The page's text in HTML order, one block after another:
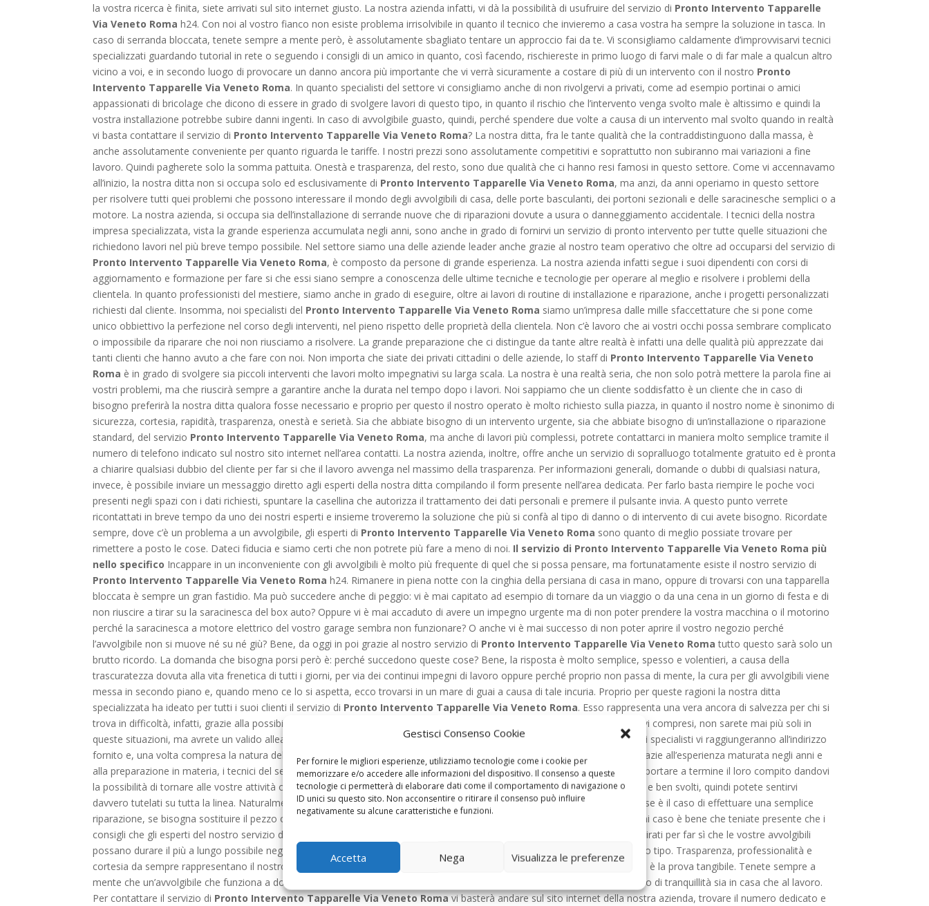
Gestisci Consenso Cookie
Per fornire le migliori esperienze, utilizziamo tecnologie come i cookie per
memorizzare e/o accedere alle informazioni del dispositivo. Il consenso a queste
tecnologie ci permetterà di elaborare dati come il comportamento di navigazione o
ID unici su questo sito. Non acconsentire o ritirare il consenso può influire
negativamente su alcune caratteristiche e funzioni.
Accetta Nega Visualizza le preferenze
la vostra ricerca è finita, siete arrivati sul sito internet giusto. La nostra azienda infatti, vi dà la possibilità di usufruire del servizio di Pronto Intervento Tapparelle
Via Veneto Roma h24. Con noi al vostro fianco non esiste problema irrisolvibile in quanto il tecnico che invieremo a casa vostra ha sempre la soluzione in tasca. In
caso di serranda bloccata, tenete sempre a mente però, è assolutamente sbagliato tentare un approccio fai da te. Vi sconsigliamo caldamente d’improvvisarvi tecnici
specializzati guardando tutorial in rete o seguendo i consigli di un amico in quanto, così facendo, rischiereste in primo luogo di farvi male o di far male a qualcun altro
vicino a voi, e in secondo luogo di provocare un danno ancora più importante che vi verrà sicuramente a costare di più di un intervento con il nostro Pronto
Intervento Tapparelle Via Veneto Roma. In quanto specialisti del settore vi consigliamo anche di non rivolgervi a privati, come ad esempio portinai o amici
appassionati di bricolage che dicono di essere in grado di svolgere lavori di questo tipo, in quanto il rischio che l’intervento venga svolto male è altissimo e quindi la
vostra installazione potrebbe subire danni ingenti. In caso di avvolgibile guasto, quindi, perché spendere due volte a causa di un intervento mal svolto quando in realtà
vi basta contattare il servizio di Pronto Intervento Tapparelle Via Veneto Roma? La nostra ditta, fra le tante qualità che la contraddistinguono dalla massa, è
anche assolutamente conveniente per quanto riguarda le tariffe. I nostri prezzi sono assolutamente competitivi e soprattutto non subiranno mai variazioni a fine
lavoro. Quindi pagherete solo la somma pattuita. Onestà e trasparenza, del resto, sono due qualità che ci hanno resi famosi in questo settore. Come vi accennavamo
all’inizio, la nostra ditta non si occupa solo ed esclusivamente di Pronto Intervento Tapparelle Via Veneto Roma, ma anzi, da anni operiamo in questo settore
per risolvere tutti quei problemi che possono interessare il mondo degli avvolgibili di casa, delle porte basculanti, dei portoni sezionali e delle saracinesche semplici o a
motore. La nostra azienda, si occupa sia dell’installazione di serrande nuove che di riparazioni dovute a usura o danneggiamento accidentale. I tecnici della nostra
impresa specializzata, vista la grande esperienza accumulata negli anni, sono anche in grado di fornirvi un servizio di pronto intervento per tutte quelle situazioni che
richiedono lavori nel più breve tempo possibile. Nel settore siamo una delle aziende leader anche grazie al nostro team operativo che oltre ad occuparsi del servizio di
Pronto Intervento Tapparelle Via Veneto Roma, è composto da persone di grande esperienza. La nostra azienda infatti segue i suoi dipendenti con corsi di
aggiornamento e formazione per fare si che essi siano sempre a conoscenza delle ultime tecniche e tecnologie per operare al meglio e risolvere i problemi della
clientela. In quanto professionisti del mestiere, siamo anche in grado di eseguire, oltre ai lavori di routine di installazione e riparazione, anche i progetti personalizzati
richiesti dal cliente. Insomma, noi specialisti del Pronto Intervento Tapparelle Via Veneto Roma siamo un’impresa dalle mille sfaccettature che si pone come
unico obbiettivo la perfezione nel corso degli interventi, nel pieno rispetto delle proprietà della clientela. Non c’è lavoro che ai vostri occhi possa sembrare complicato
o impossibile da riparare che noi non riusciamo a risolvere. La grande preparazione che ci distingue da tante altre realtà è infatti una delle qualità più apprezzate dai
tanti clienti che hanno avuto a che fare con noi. Non importa che siate dei privati cittadini o delle aziende, lo staff di Pronto Intervento Tapparelle Via Veneto
Roma è in grado di svolgere sia piccoli interventi che lavori molto impegnativi su larga scala. La nostra è una realtà seria, che non solo potrà mettere la parola fine ai
vostri problemi, ma che riuscirà sempre a garantire anche la durata nel tempo dopo i lavori. Noi sappiamo che un cliente soddisfatto è un cliente che in caso di
bisogno preferirà la nostra ditta qualora fosse necessario e proprio per questo il nostro operato è molto richiesto sulla piazza, in quanto il nostro nome è sinonimo di
sicurezza, cortesia, rapidità, trasparenza, onestà e serietà. Sia che abbiate bisogno di un intervento urgente, sia che abbiate bisogno di un’installazione o riparazione
standard, del servizio Pronto Intervento Tapparelle Via Veneto Roma, ma anche di lavori più complessi, potrete contattarci in maniera molto semplice tramite il
numero di telefono indicato sul nostro sito internet nell’area contatti. La nostra azienda, inoltre, offre anche un servizio di sopralluogo totalmente gratuito ed è pronta
a chiarire qualsiasi dubbio del cliente per far si che il lavoro avvenga nel massimo della trasparenza. Per informazioni generali, domande o dubbi di qualsiasi natura,
invece, è possibile inviare un messaggio diretto agli esperti della nostra ditta compilando il form presente nell’area dedicata. Per farlo basta riempire le poche voci
presenti negli spazi con i dati richiesti, spuntare la casellina che autorizza il trattamento dei dati personali e premere il pulsante invia. A questo punto verrete
ricontattati in breve tempo da uno dei nostri esperti e insieme troveremo la soluzione che più si confà al tipo di danno o di intervento di cui avete bisogno. Ricordate
sempre, dove c’è un problema a un avvolgibile, gli esperti di Pronto Intervento Tapparelle Via Veneto Roma sono quanto di meglio possiate trovare per
rimettere a posto le cose. Dateci fiducia e siamo certi che non potrete più fare a meno di noi. Il servizio di Pronto Intervento Tapparelle Via Veneto Roma più
nello specifico Incappare in un inconveniente con gli avvolgibili è molto più frequente di quel che si possa pensare, ma fortunatamente esiste il nostro servizio di
Pronto Intervento Tapparelle Via Veneto Roma h24. Rimanere in piena notte con la cinghia della persiana di casa in mano, oppure di trovarsi con una tapparella
bloccata è sempre un gran fastidio. Ma può succedere anche di peggio: vi è mai capitato ad esempio di tornare da un viaggio o da una cena in un giorno di festa e di
non riuscire a tirar su la saracinesca del box auto? Oppure vi è mai accaduto di avere un impegno urgente ma di non poter prendere la vostra macchina o il motorino
perché la saracinesca a motore elettrico del vostro garage sembra non funzionare? O anche vi è mai successo di non poter aprire il vostro negozio perché
l’avvolgibile non si muove né su né giù? Bene, da oggi in poi grazie al nostro servizio di Pronto Intervento Tapparelle Via Veneto Roma tutto questo sarà solo un
brutto ricordo. La domanda che bisogna porsi però è: perché succedono queste cose? Bene, la risposta è molto semplice, spesso e volentieri, a causa della
trascuratezza dovuta alla vita frenetica di tutti i giorni, per via dei continui impegni di lavoro oppure perché proprio non passa di mente, la cura per gli avvolgibili viene
messa in secondo piano e, quando meno ce lo si aspetta, ecco trovarsi in un mare di guai a causa di tale incuria. Proprio per queste ragioni la nostra ditta
specializzata ha ideato per tutti i suoi clienti il servizio di Pronto Intervento Tapparelle Via Veneto Roma. Esso rappresenta una vera ancora di salvezza per chi si
trova in difficoltà, infatti, grazie alla possibilità di potersi mettere in contatto con noi 24 ore su 24, sette giorni su sette festivi compresi, non sarete mai più soli in
queste situazioni, ma avrete un valido alleato pronto a intervenire subito al vostro fianco. Una volta contattati infatti, i nostri specialisti vi raggiungeranno all’indirizzo
fornito e, una volta compresa la natura del problema si metteranno all’opera per risolverlo nel più breve tempo possibile. Grazie all’esperienza maturata negli anni e
alla preparazione in materia, i tecnici del servizioPronto Intervento Tapparelle Via Veneto Romariusciranno sempre a portare a termine il loro compito dandovi
la possibilità di tornare alle vostre attività o di continuare ciò che stavate facendo. I nostri lavori sono sempre rapidi, efficaci e ben svolti, quindi potete sentirvi
davvero tutelati su tutta la linea. Naturalmente il team di tapparella bloccata, in base alla gravità del problema vi consiglierà se è il caso di effettuare una semplice
riparazione, se bisogna sostituire il pezzo o, solo e soltanto nei casi più disperati, è il caso di cambiare la saracinesca. In ogni caso è bene che teniate presente che i
consigli che gli esperti del nostro servizio di
vi daranno sono sempre mirati per far sì che le vostre avvolgibili
possano durare il più a lungo possibile negli anni e affinché non accadano più episodi che possano crearvi problemi di questo tipo. Trasparenza, professionalità e
cortesia da sempre rappresentano il nostro fiore all’occhiello e il buon rapporto che da sempre si instaura con la clientela ne è la prova tangibile. Tenete sempre a
mente che un’avvolgibile che funziona a dovere ed è ben manutenuto è sinonimo di sicurezza e vi garantirà sempre un senso di tranquillità sia in casa che al lavoro.
Per contattare il servizio di Pronto Intervento Tapparelle Via Veneto Romavi basterà andare sul sito internet della nostra azienda, trovare il numero dedicato e